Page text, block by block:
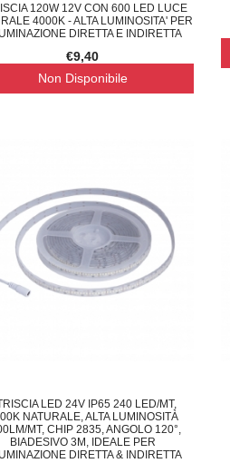
120W 12V CON 600 LED LUCE
4000K - ALTA LUMINOSITA' PER
DIRETTA E INDIRETTA
€9,40
Non Disponibile
LED 24V IP65 240 LED/MT,
NATURALE, ALTA LUMINOSITÀ
MT, CHIP 2835, ANGOLO 120°,
BIADESIVO 3M, IDEALE PER
DIRETTA & INDIRETTA